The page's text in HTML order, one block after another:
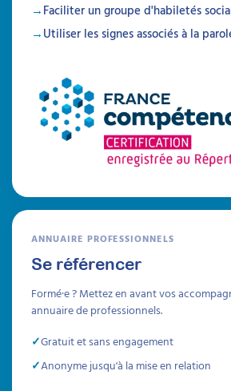
Identifier et prévenir les
sécurité
Attestation de
Cette formation permet aux
aidants familiaux d'acquérir
l'autonomie des personnes
TDAH, en prévenant les
compétences sécuritaires.
Durée 20h réparties sur
Être prévenu
Formations
Faciliter un groupe d'habiletés
Utiliser les signes associés à la
ANNUAIRE PROFESSIONNELS
Se référencer
Formé·e ? Mettez en avant vos
annuaire de professionnels.
Gratuit et sans engagement
Anonyme jusqu'à la mise en relation